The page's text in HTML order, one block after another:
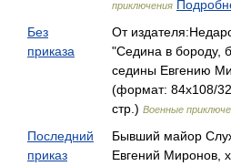
приключения
Без
приказа
От
"Седина в бороду,
седины Евгению
(формат: 84x108/
стр.) Военные
Последний
приказ
Бывший майор
Евгений Миронов,